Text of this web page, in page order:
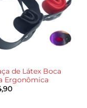
de Látex Boca
Ergonômica